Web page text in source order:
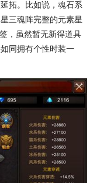
拓。比如说，魂石系
三魂阵完整的元素星
，虽然暂无新得道具
同拥有个性时装一